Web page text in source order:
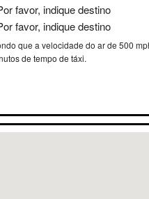
favor, indique destino
favor, indique destino
que a velocidade do ar de 500
de tempo de táxi.